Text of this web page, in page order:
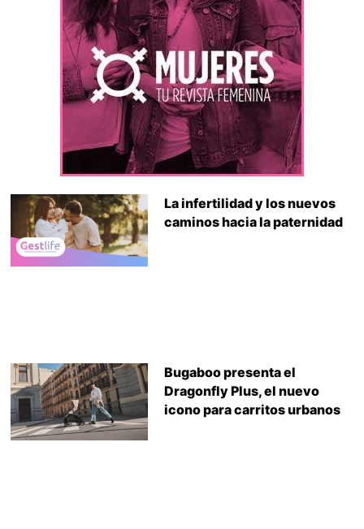
La infertilidad y los nuevos
caminos hacia la paternidad
Bugaboo presenta el
Dragonfly Plus, el nuevo
icono para carritos urbanos